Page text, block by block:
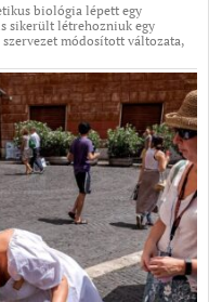
biológia lépett egy
sikerült létrehozniuk egy
szervezet módosított változata,